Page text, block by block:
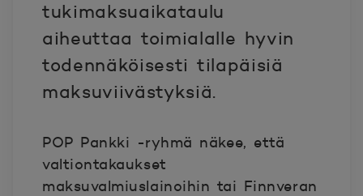
tukimaksuaikataulu
aiheuttaa toimialalle hyvin
todennäköisesti tilapäisiä
maksuviivästyksiä.
POP Pankki -ryhmä näkee, että
valtiontakaukset
maksuvalmiuslainoihin tai Finnveran